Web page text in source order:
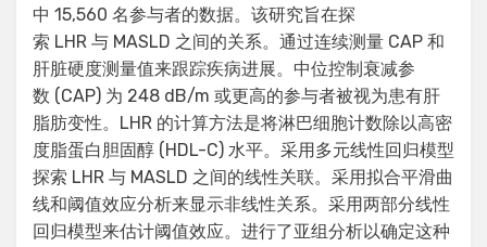
中 15,560 名参与者的数据。该研究旨在探
索 LHR 与 MASLD 之间的关系。通过连续测量 CAP 和
肝脏硬度测量值来跟踪疾病进展。中位控制衰减参
数 (CAP) 为 248 dB/m 或更高的参与者被视为患有肝
脂肪变性。LHR 的计算方法是将淋巴细胞计数除以高密
度脂蛋白胆固醇 (HDL-C) 水平。采用多元线性回归模型
探索 LHR 与 MASLD 之间的线性关联。采用拟合平滑曲
线和阈值效应分析来显示非线性关系。采用两部分线性
回归模型来估计阈值效应。进行了亚组分析以确定这种